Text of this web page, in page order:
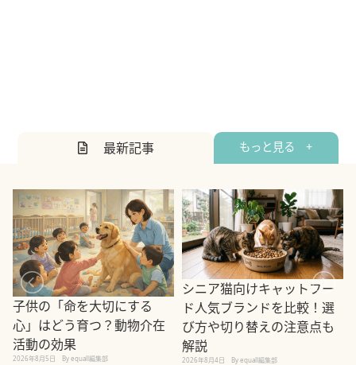
最新記事 もっと見る +
子供の「命を大切にする
心」はどう育つ？動物介在
活動の効果
2026年8月5日 By equall編集部
シニア猫向けキャットフー
ド人気ブランドを比較！選
び方や切り替えの注意点も
解説
2026年8月4日 By equall編集部